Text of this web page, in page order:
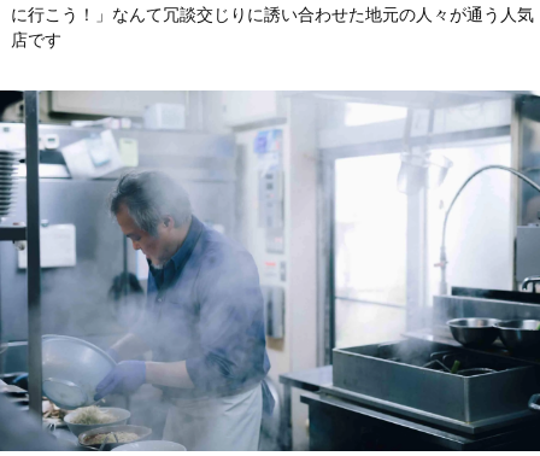
に行こう！」なんて冗談交じりに誘い合わせた地元の人々が通う人気
店です